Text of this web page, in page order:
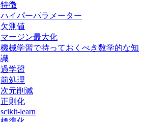
特徴
ハイパーパラメーター
欠測値
マージン最大化
機械学習で持っておくべき数学的な知
識
過学習
前処理
次元削減
正則化
scikit-learn